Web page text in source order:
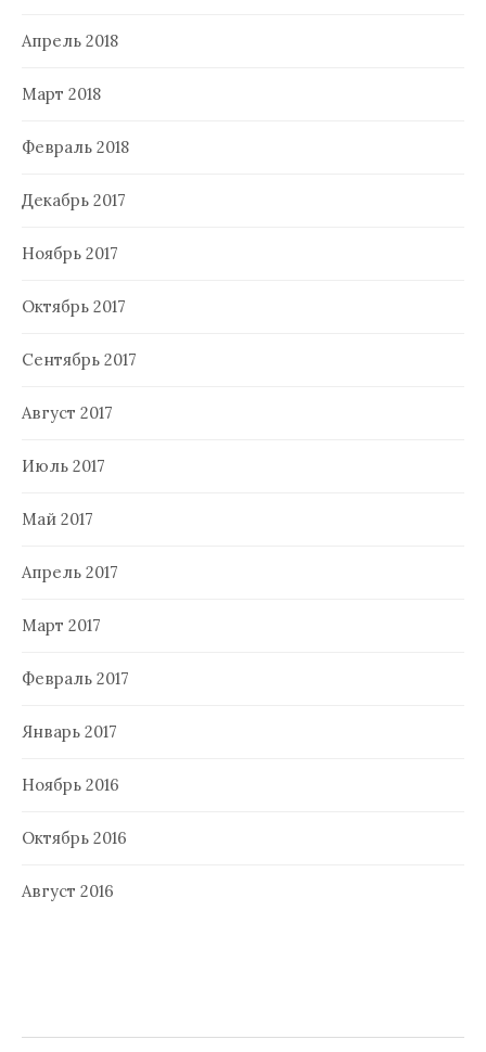
Апрель 2018
Март 2018
Февраль 2018
Декабрь 2017
Ноябрь 2017
Октябрь 2017
Сентябрь 2017
Август 2017
Июль 2017
Май 2017
Апрель 2017
Март 2017
Февраль 2017
Январь 2017
Ноябрь 2016
Октябрь 2016
Август 2016